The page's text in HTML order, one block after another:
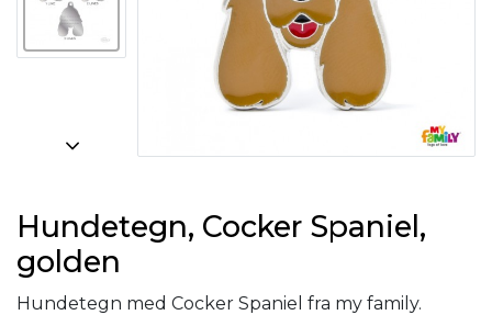
Hundetegn, Cocker Spaniel,
golden
Hundetegn med Cocker Spaniel fra my family.